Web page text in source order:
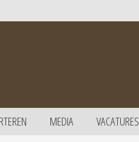
MEDIA VACATURES